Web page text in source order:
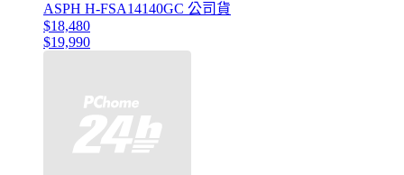
ASPH H-FSA14140GC 公司貨
$18,480
$19,990